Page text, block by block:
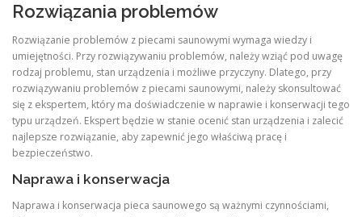
Rozwiązania problemów
Rozwiązanie problemów z piecami saunowymi wymaga wiedzy i
umiejętności. Przy rozwiązywaniu problemów, należy wziąć pod uwagę
rodzaj problemu, stan urządzenia i możliwe przyczyny. Dlatego, przy
rozwiązywaniu problemów z piecami saunowymi, należy skonsultować
się z ekspertem, który ma doświadczenie w naprawie i konserwacji tego
typu urządzeń. Ekspert będzie w stanie ocenić stan urządzenia i zalecić
najlepsze rozwiązanie, aby zapewnić jego właściwą pracę i
bezpieczeństwo.
Naprawa i konserwacja
Naprawa i konserwacja pieca saunowego są ważnymi czynnościami,